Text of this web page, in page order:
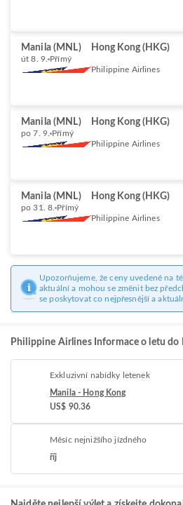
Manila (MNL) Hong Kong (HKG)
út 8. 9. Přímý
Philippine Airlines
Manila (MNL) Hong Kong (HKG)
po 7. 9. Přímý
Philippine Airlines
Manila (MNL) Hong Kong (HKG)
po 31. 8. Přímý
Philippine Airlines
Upozorňujeme, že ceny uvedené na
aktuální a mohou se změnit bez
se poskytovat co nejpřesnější a
Philippine Airlines Informace o letu do
Exkluzivní nabídky letenek
Manila - Hong Kong
US$ 90.36
Měsíc nejnižšího jízdného
říj